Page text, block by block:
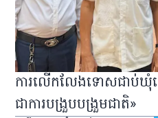
ការលើកលែងទោសជាប់
ជាការបង្រួបបង្រួមជាតិ»